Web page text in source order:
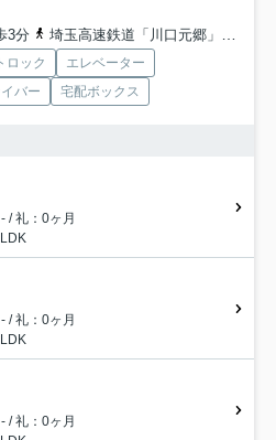
3分
埼玉高速鉄道「川口元郷」駅 徒歩18分
ロック
エレベーター
バー 宅配ボックス
/ 礼：0ヶ月
/ 礼：0ヶ月
/ 礼：0ヶ月